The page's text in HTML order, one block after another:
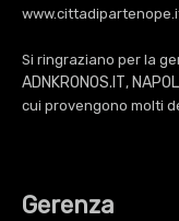
Si ringraziano per la
ADNKRONOS.IT,
cui provengono molti
Gerenza